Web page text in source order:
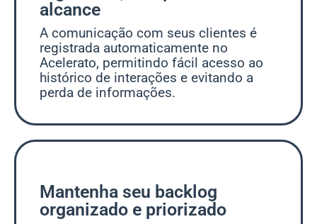
alcance
A comunicação com seus clientes é
registrada automaticamente no
Acelerato, permitindo fácil acesso ao
histórico de interações e evitando a
perda de informações.
Mantenha seu backlog
organizado e priorizado